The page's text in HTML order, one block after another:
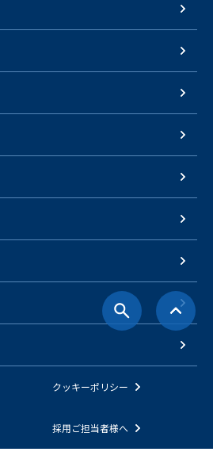
クッキーポリシー
採用ご担当者様へ